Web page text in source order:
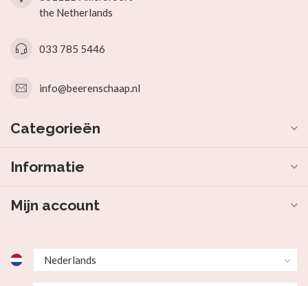
the Netherlands
033 785 5446
info@beerenschaap.nl
Categorieën
Informatie
Mijn account